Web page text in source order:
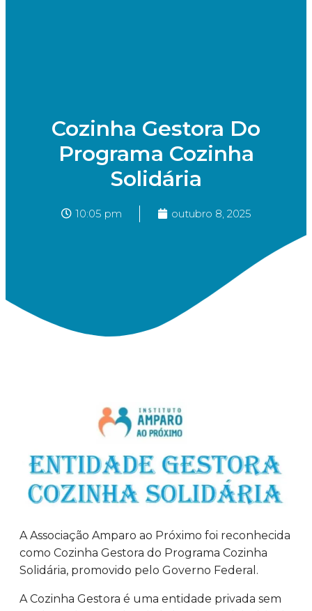
Cozinha Gestora Do
Programa Cozinha
Solidária
10:05 pm outubro 8, 2025
A Associação Amparo ao Próximo foi reconhecida
como Cozinha Gestora do Programa Cozinha
Solidária, promovido pelo Governo Federal.
A Cozinha Gestora é uma entidade privada sem